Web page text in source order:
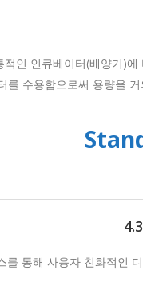
인 인큐베이터(배양기)
수용함으로써 용량을
를 통해 사용자 친화적인